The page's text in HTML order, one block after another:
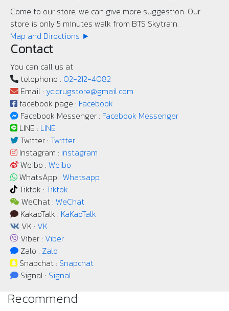
Come to our store, we can give more suggestion. Our
store is only 5 minutes walk from BTS Skytrain.
Map and Directions ►
Contact
You can call us at
telephone : 02-212-4082
Email : yc.drugstore@gmail.com
facebook page : Facebook
Facebook Messenger : Facebook Messenger
LINE : LINE
Twitter : Twitter
Instagram : Instagram
Weibo : Weibo
WhatsApp : Whatsapp
Tiktok : Tiktok
WeChat : WeChat
KakaoTalk : KaKaoTalk
VK : VK
Viber : Viber
Zalo : Zalo
Snapchat : Snapchat
Signal : Signal
Recommend